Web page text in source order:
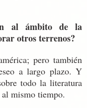
al ámbito de la
otros terrenos?
pero también
a largo plazo. Y
todo la literatura
mismo tiempo.